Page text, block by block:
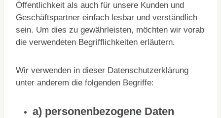
Öffentlichkeit als auch für unsere Kunden und
Geschäftspartner einfach lesbar und verständlich
sein. Um dies zu gewährleisten, möchten wir vorab
die verwendeten Begrifflichkeiten erläutern.
Wir verwenden in dieser Datenschutzerklärung
unter anderem die folgenden Begriffe:
a) personenbezogene Daten